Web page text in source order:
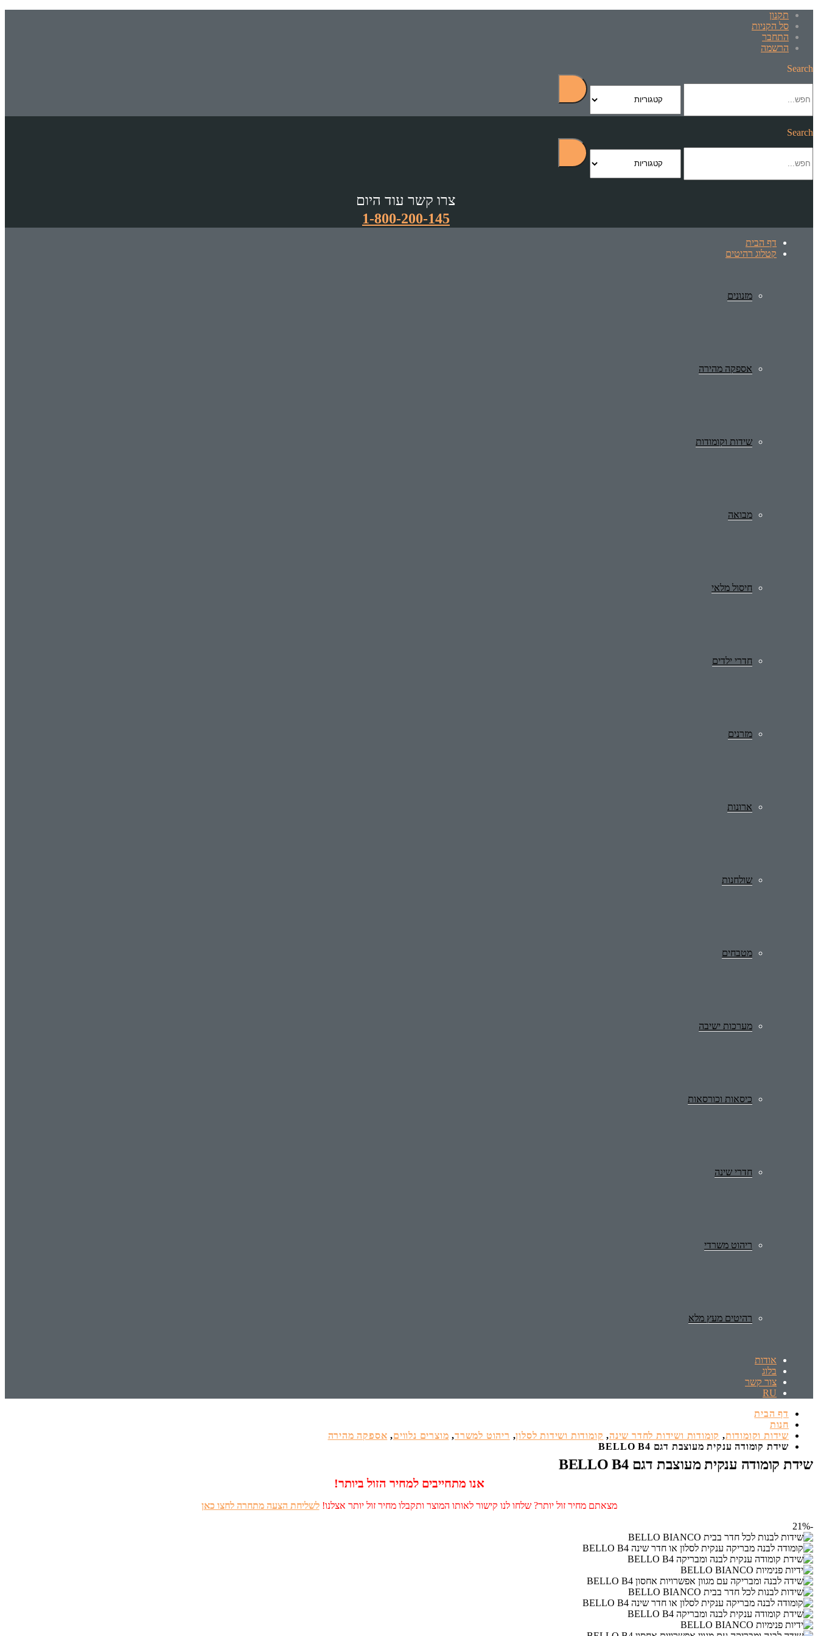
תקנון
סל הקניות
התחבר
הרשמה
Search
Search
צרו קשר עוד היום
1-800-200-145
דף הבית
קטלוג רהיטים
מזנונים
אספקה מהירה
שידות וקומודות
מבואה
חיסול מלאי
חדרי ילדים
מזרנים
ארונות
שולחנות
מטבחים
מערכות ישיבה
כיסאות וכורסאות
חדרי שינה
ריהוט משרדי
רהיטים מעץ מלא
אודות
בלוג
צור קשר
RU
דף הבית
חנות
שידות וקומודות, קומודות ושידות לחדר שינה, קומודות ושידות לסלון, ריהוט למשרד, מוצרים נלווים, אספקה מהירה
שידת קומודה ענקית מעוצבת דגם BELLO B4
שידת קומודה ענקית מעוצבת דגם BELLO B4
אנו מתחייבים למחיר הזול ביותר!
מצאתם מחיר זול יותר? שלחו לנו קישור לאותו המוצר ותקבלו מחיר זול יותר אצלנו!לשליחת הצעה מתחרה לחצו כאן
-21%